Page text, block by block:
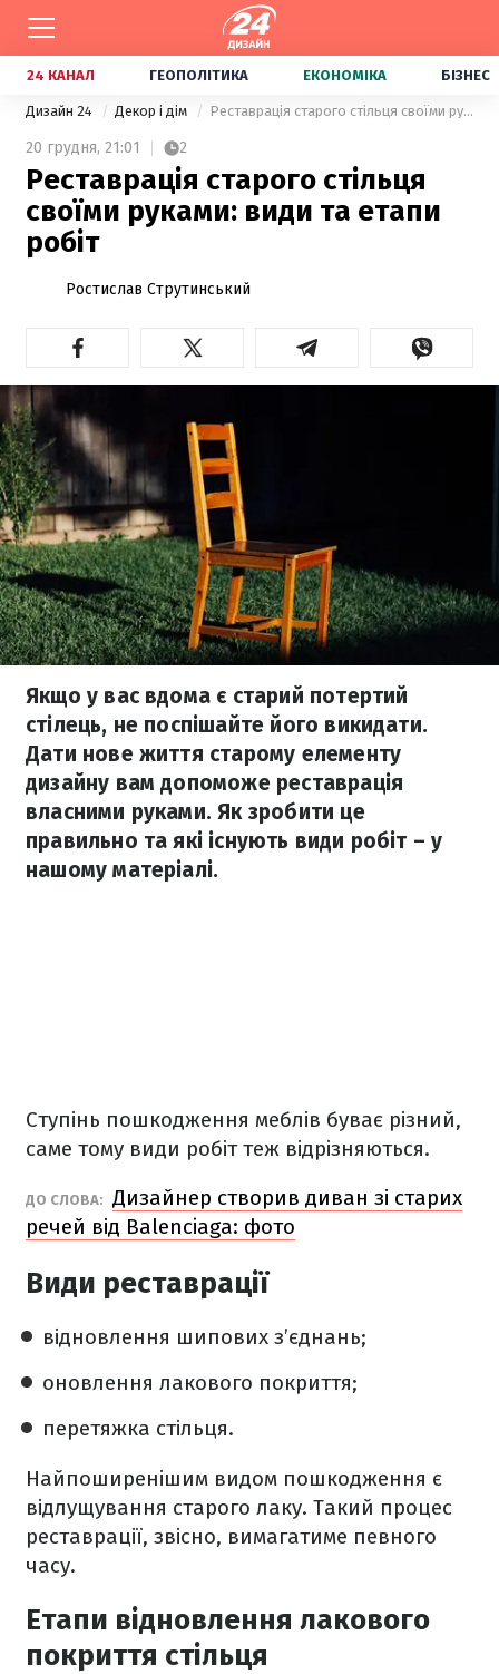
24 КАНАЛ ГЕОПОЛІТИКА ЕКОНОМІКА БІЗНЕС
Дизайн 24 Декор і дім Реставрація старого стільця своїми руками: види та етапи робіт
20 грудня, 21:01 2
Реставрація старого стільця
своїми руками: види та етапи
робіт
Ростислав Струтинський
Якщо у вас вдома є старий потертий
стілець, не поспішайте його викидати.
Дати нове життя старому елементу
дизайну вам допоможе реставрація
власними руками. Як зробити це
правильно та які існують види робіт – у
нашому матеріалі.
Ступінь пошкодження меблів буває різний,
саме тому види робіт теж відрізняються.
ДО СЛОВА: Дизайнер створив диван зі старих
речей від Balenciaga: фото
Види реставрації
відновлення шипових з’єднань;
оновлення лакового покриття;
перетяжка стільця.
Найпоширенішим видом пошкодження є
відлущування старого лаку. Такий процес
реставрації, звісно, вимагатиме певного
часу.
Етапи відновлення лакового
покриття стільця